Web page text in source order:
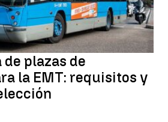
plazas de
la EMT: requisitos y